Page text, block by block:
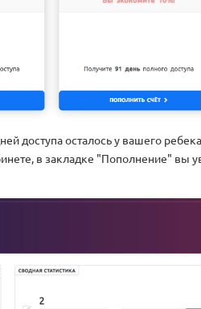
доступа осталось у вашего
в закладке "Пополнение" вы